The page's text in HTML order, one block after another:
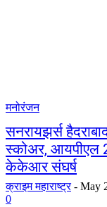
मनोरंजन
सनरायझर्स
स्कोअर, आयपीएल
केकेआर संघर्ष
क्राइम महाराष्ट्र - May
0